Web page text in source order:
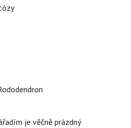
je věčně prázdný